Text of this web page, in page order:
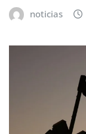
noticias